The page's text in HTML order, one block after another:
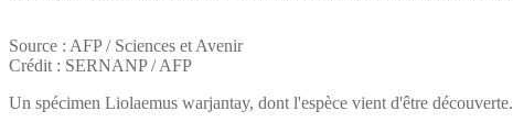
Source : AFP / Sciences et Avenir
Crédit : SERNANP / AFP
Un spécimen Liolaemus warjantay, dont l'espèce vient d'être découverte.